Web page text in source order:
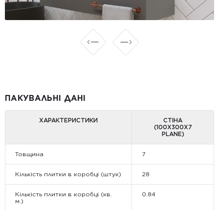
ПАКУВАЛЬНІ ДАНІ
ХАРАКТЕРИСТИКИ
СТІНА
(100Х300Х7
PLANE)
Товщина 7
Кількість плитки в коробці (штук) 28
Кількість плитки в коробці (кв.
м.)
0.84